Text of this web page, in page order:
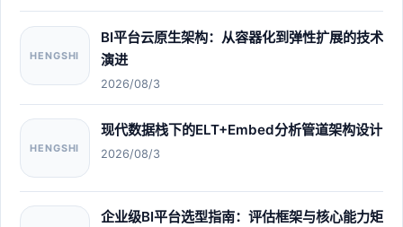
HENGSHI
BI平台云原生架构：从容器化到弹性扩展的技术
演进
2026/08/3
HENGSHI
现代数据栈下的ELT+Embed分析管道架构设计
2026/08/3
企业级BI平台选型指南：评估框架与核心能力矩